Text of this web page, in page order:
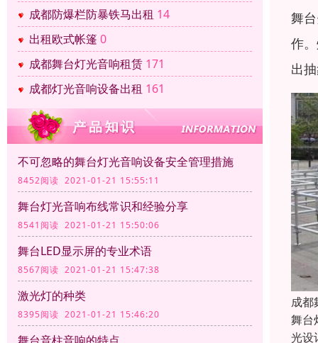
成都防爆栏防暴铁马出租 14
出租欧式帐篷 0
成都舞台灯光音响租赁 171
成都灯光音响设备出租 161
不可忽略的舞台灯光音响设备安全管理措施
8452阅读 2021-01-21 15:55:11
舞台灯光音响布线常识和经验分享
8541阅读 2021-01-21 15:50:06
舞台LED显示屏的专业术语
8567阅读 2021-01-21 15:47:38
激光灯的种类
8395阅读 2021-01-21 15:46:20
舞
作
出
成都
舞台
光设